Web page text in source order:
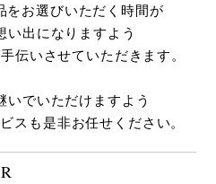
をお選びいただく時間が
い出になりますよう
伝いさせていただきます。
いでいただけますよう
スも是非お任せください。